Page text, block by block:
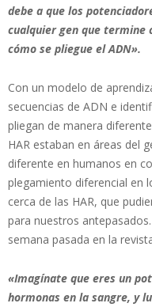
debe a que los
cualquier gen que termine
cómo se pliegue el ADN».
Con un modelo de
secuencias de ADN e
pliegan de manera
HAR estaban en áreas del
diferente en humanos en
plegamiento diferencial en
cerca de las HAR, que
para nuestros
semana pasada en la
«Imagínate que eres un
hormonas en la sangre, y